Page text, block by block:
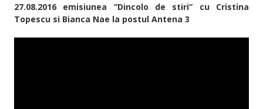
27.08.2016 emisiunea “Dincolo de stiri” cu Cristina
Topescu si Bianca Nae la postul Antena 3